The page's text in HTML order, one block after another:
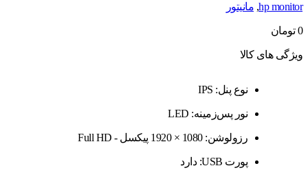
hp monitor
, مانیتور
0 تومان
ویژگی های کالا
نوع پنل: IPS
نور پس‌زمینه: LED
رزولوشن: 1080 × 1920 پیکسل - Full HD
پورت USB: دارد